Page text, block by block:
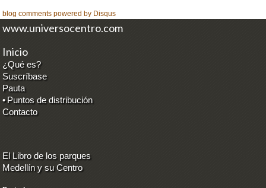
blog comments powered by Disqus
www.universocentro.com
Inicio
¿Qué es?
Suscríbase
Pauta
• Puntos de distribución
Contacto
El Libro de los parques
Medellín y su Centro